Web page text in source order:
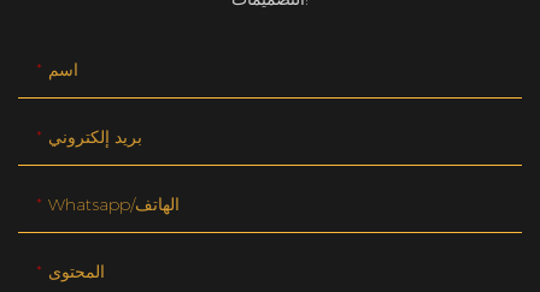
اسم
بريد إلكتروني
Whatsapp/الهاتف
المحتوى